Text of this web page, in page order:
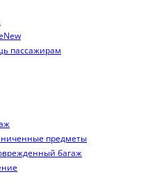
New
пассажирам
предметы
багаж